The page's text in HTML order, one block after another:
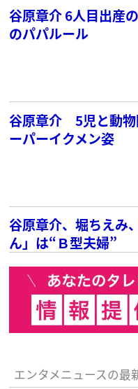
谷原章介 6人目出産
のパパルール
谷原章介 5児と動
ーパーイクメン姿
谷原章介、堀ちえみ
ん」は“Ｂ型夫婦”
エンタメニュースの最